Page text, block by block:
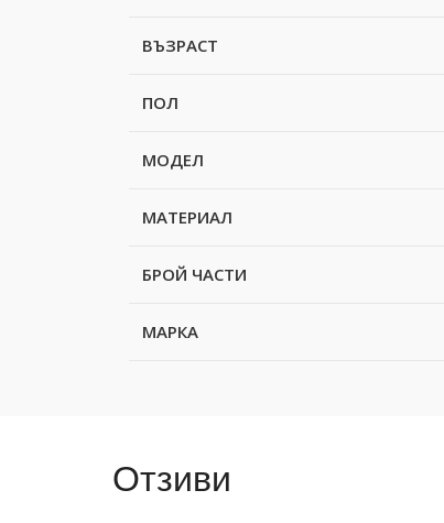
ВЪЗРАСТ
ПОЛ
МОДЕЛ
МАТЕРИАЛ
БРОЙ ЧАСТИ
МАРКА
Отзиви